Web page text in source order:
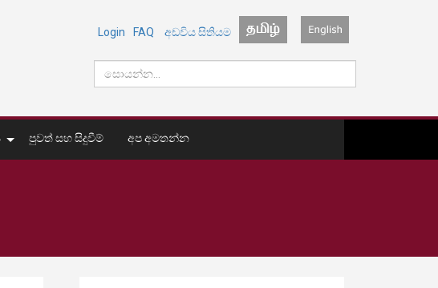
Login FAQ අඩවිය සිතියම
පුවත් සහ සිදුවීම් අප අමතන්න